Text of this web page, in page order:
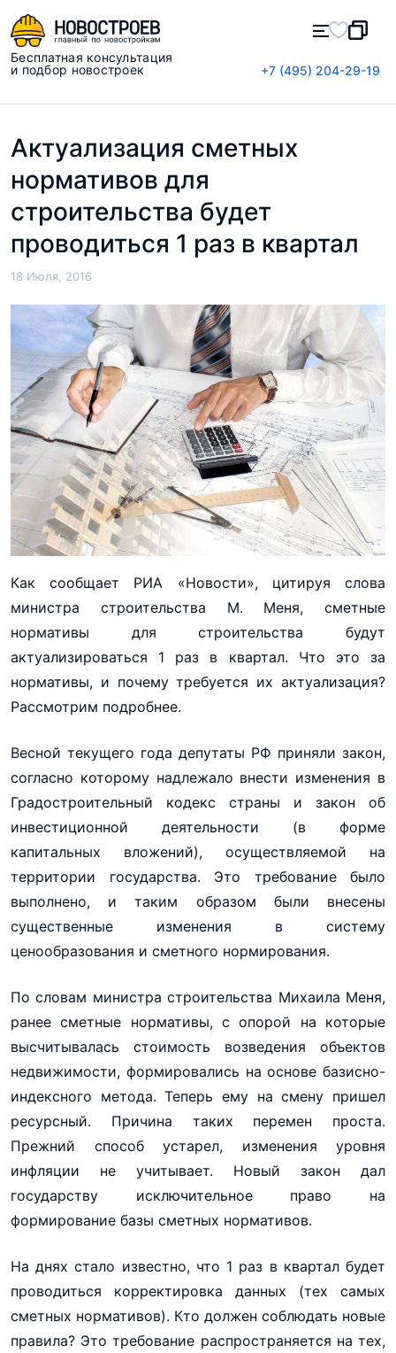
Бесплатная консультация
и подбор новостроек
+7 (495) 204-29-19
Актуализация сметных
нормативов для
строительства будет
проводиться 1 раз в квартал
18 Июля, 2016
Как сообщает РИА «Новости», цитируя слова
министра строительства М. Меня, сметные
нормативы для строительства будут
актуализироваться 1 раз в квартал. Что это за
нормативы, и почему требуется их актуализация?
Рассмотрим подробнее.
Весной текущего года депутаты РФ приняли закон,
согласно которому надлежало внести изменения в
Градостроительный кодекс страны и закон об
инвестиционной деятельности (в форме
капитальных вложений), осуществляемой на
территории государства. Это требование было
выполнено, и таким образом были внесены
существенные изменения в систему
ценообразования и сметного нормирования.
По словам министра строительства Михаила Меня,
ранее сметные нормативы, с опорой на которые
высчитывалась стоимость возведения объектов
недвижимости, формировались на основе базисно-
индексного метода. Теперь ему на смену пришел
ресурсный. Причина таких перемен проста.
Прежний способ устарел, изменения уровня
инфляции не учитывает. Новый закон дал
государству исключительное право на
формирование базы сметных нормативов.
На днях стало известно, что 1 раз в квартал будет
проводиться корректировка данных (тех самых
сметных нормативов). Кто должен соблюдать новые
правила? Это требование распространяется на тех,